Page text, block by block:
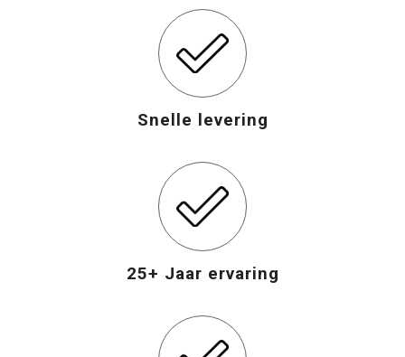
Opvouwbare tassen
Waterbestendige tassen
Katoenen draagtassen
Snelle levering
25+ Jaar ervaring